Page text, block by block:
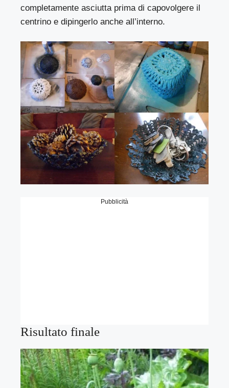
completamente asciutta prima di capovolgere il
centrino e dipingerlo anche all’interno.
Pubblicità
Risultato finale